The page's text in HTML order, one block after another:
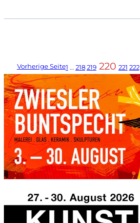
Vorherige Seite1 … 218 219 220 221 222